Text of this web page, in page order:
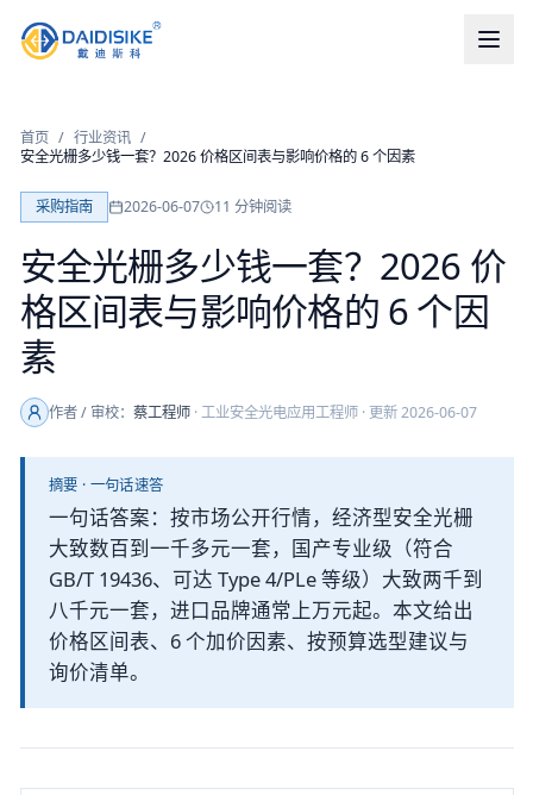
首页 / 行业资讯 /
安全光栅多少钱一套？2026 价格区间表与影响价格的 6 个因素
采购指南 2026-06-07 11 分钟阅读
安全光栅多少钱一套？2026 价
格区间表与影响价格的 6 个因
素
作者 / 审校：蔡工程师 ·工业安全光电应用工程师 · 更新2026-06-07
摘要 · 一句话速答
一句话答案：按市场公开行情，经济型安全光栅
大致数百到一千多元一套，国产专业级（符合
GB/T 19436、可达 Type 4/PLe 等级）大致两千到
八千元一套，进口品牌通常上万元起。本文给出
价格区间表、6 个加价因素、按预算选型建议与
询价清单。